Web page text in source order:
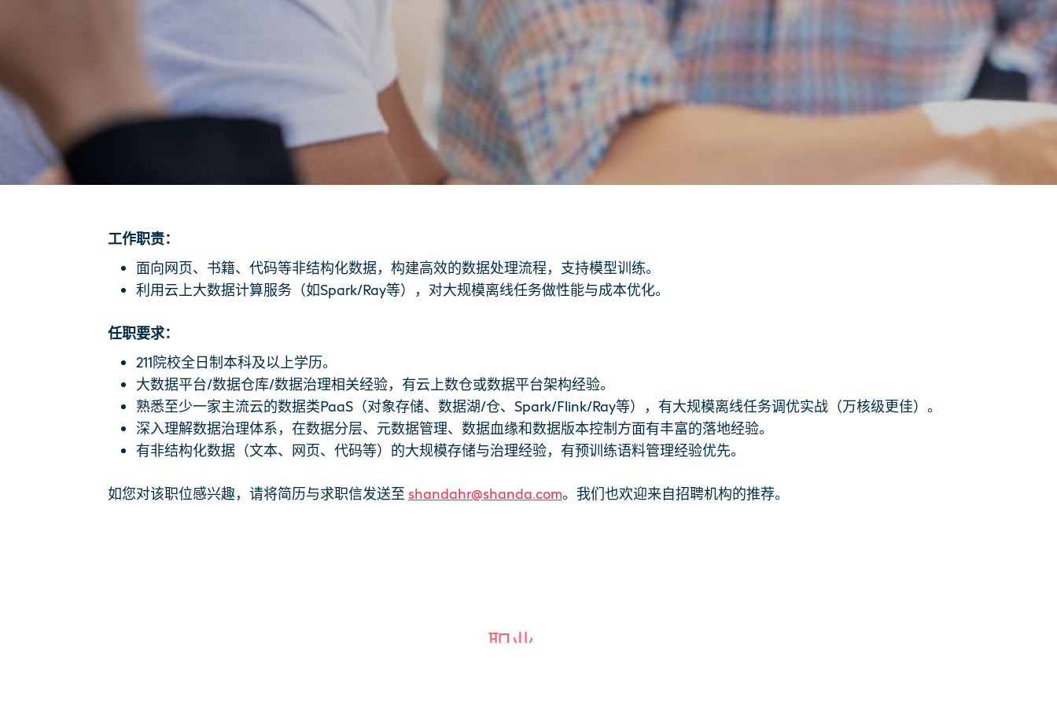
工作职责：
面向网页、书籍、代码等非结构化数据，构建高效的数据处理流程，支持模型训练。
利用云上大数据计算服务（如Spark/Ray等），对大规模离线任务做性能与成本优化。
任职要求：
211院校全日制本科及以上学历。
大数据平台/数据仓库/数据治理相关经验，有云上数仓或数据平台架构经验。
熟悉至少一家主流云的数据类PaaS（对象存储、数据湖/仓、Spark/Flink/Ray等），有大规模离线任务调优实战（万核级更佳）。
深入理解数据治理体系，在数据分层、元数据管理、数据血缘和数据版本控制方面有丰富的落地经验。
有非结构化数据（文本、网页、代码等）的大规模存储与治理经验，有预训练语料管理经验优先。
如您对该职位感兴趣，请将简历与求职信发送至 shandahr@shanda.com。我们也欢迎来自招聘机构的推荐。
职业